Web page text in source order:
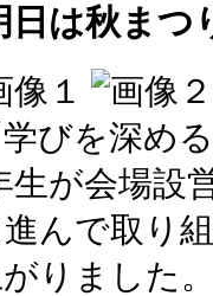
日は秋まつ
びを深め
生が会場設
んで取り
りました